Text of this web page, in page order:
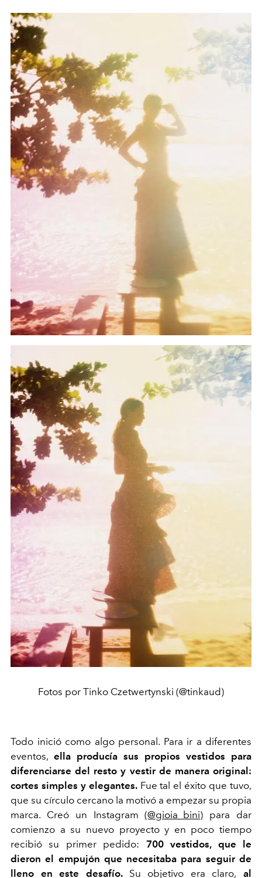
Fotos por Tinko Czetwertynski (@tinkaud)
Todo inició como algo personal. Para ir a diferentes
eventos, ella producía sus propios vestidos para
diferenciarse del resto y vestir de manera original:
cortes simples y elegantes.Fue tal el éxito que tuvo,
que su círculo cercano la motivó a empezar su propia
marca. Creó un Instagram(@gioia_bini) para dar
comienzo a su nuevo proyecto y en poco tiempo
recibió su primer pedido: 700 vestidos, que le
dieron el empujón que necesitaba para seguir de
lleno en este desafío. Su objetivo era claro, al